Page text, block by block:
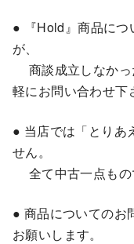
● 『Hold』商品につ
が、
商談成立しなかっ
軽にお問い合わせ下
● 当店では「とりあ
せん。
全て中古一点もの
● 商品についてのお
お願いします。